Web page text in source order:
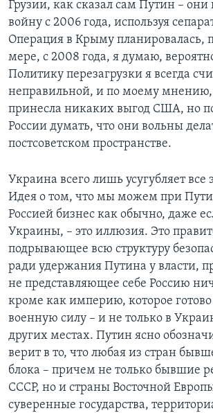
Грузии, как сказал сам Путин –
войну с 2006 года, используя
Операция в Крыму планировалась,
мере, с 2008 года, я думаю,
Политику перезагрузки я всегда
неправильной, и по моему мнению,
принесла никаких выгод США, но
России думать, что они вольны
постсоветском пространстве.
Украина всего лишь усугубляет
Идея о том, что мы можем при
Россией бизнес как обычно, даже
Украины, – это иллюзия. Это
подрывающее всю структуру
ради удержания Путина у власти,
не представляющее себе Россию
кроме как империю, которое готово
военную силу – и не только в
других местах. Путин ясно
верит в то, что любая из стран
блока – причем не только бывшие
СССР, но и страны Восточной
суверенные государства,